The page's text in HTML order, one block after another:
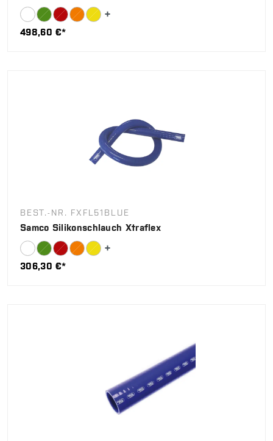
498,60 €*
BEST.-NR. FXFL51BLUE
Samco Silikonschlauch Xtraflex
306,30 €*